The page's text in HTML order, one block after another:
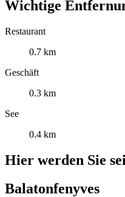
Wichtige
Restaurant
0.7 km
Geschäft
0.3 km
See
0.4 km
Hier werden Sie
Balatonfenyves